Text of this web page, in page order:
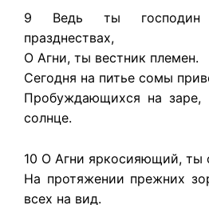
9 Ведь ты господин
празднествах,
О Агни, ты вестник племен.
Сегодня на питье сомы
Пробуждающихся на заре,
солнце.
10 О Агни яркосияющий, ты
На протяжении прежних
всех на вид.